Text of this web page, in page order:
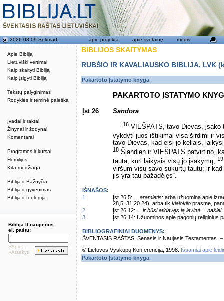
Apie Bibliją
Lietuviški vertimai
Kaip skaityti Bibliją
Kaip įsigyti Bibliją
Tekstų palyginimas
Rodyklės ir teminė paieška
Įvadai ir raktai
Žinynai ir žodynai
Komentarai
Programos ir kursai
Homilijos
Kita medžiaga
Biblija ir Bažnyčia
Biblija ir gyvenimas
Biblija ir teologija
2026 08 09 Sekmad. apie projektą apie svetainę medis
Biblija.lt naujienos
el. paštu:
»Apie...
»Atsakyti
BIBLIJOS SKAITYMAS
RUBŠIO IR KAVALIAUSKO BIBLIJA,
Pakartoto Įstatymo knyga
PAKARTOTO ĮSTATYMO
Įst 26 Sandora
16 VIEŠPATS, tavo Dievas,
vykdyti juos ištikimai visa širdimi ir
tavo Dievas, kad eisi jo keliais,
18 Šiandien ir VIEŠPATS patvirtino,
tauta, kuri laikysis visų jo įsakymų; 19
viršum visų savo sukurtų tautų; ir
jis yra tau pažadėjęs“.
IŠNAŠOS:
1
Įst 26,5: ... aramietis: arba užuomina apie
28,5; 31,20.24), arba tik klajoklio prasme,
2
Įst 26,12: ... ir būsi atidavęs ją levitui ... našlei:
3
Įst 26,14: Užuominos apie pagonių religinius
BIBLIOGRAFINIAI DUOMENYS:
ŠVENTASIS RAŠTAS. Senasis ir Naujasis Testamentas.
© Lietuvos Vyskupų Konferencija, 1998.
Išsamiai apie
Pakartoto Įstatymo knyga